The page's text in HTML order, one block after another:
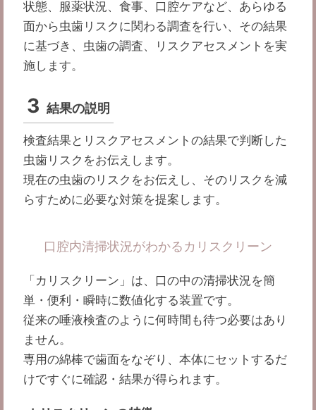
状態、服薬状況、食事、口腔ケアなど、あらゆる
面から虫歯リスクに関わる調査を行い、その結果
に基づき、虫歯の調査、リスクアセスメントを実
施します。
3 結果の説明
検査結果とリスクアセスメントの結果で判断した
虫歯リスクをお伝えします。
現在の虫歯のリスクをお伝えし、そのリスクを減
らすために必要な対策を提案します。
口腔内清掃状況がわかるカリスクリーン
「カリスクリーン」は、口の中の清掃状況を簡
単・便利・瞬時に数値化する装置です。
従来の唾液検査のように何時間も待つ必要はあり
ません。
専用の綿棒で歯面をなぞり、本体にセットするだ
けですぐに確認・結果が得られます。